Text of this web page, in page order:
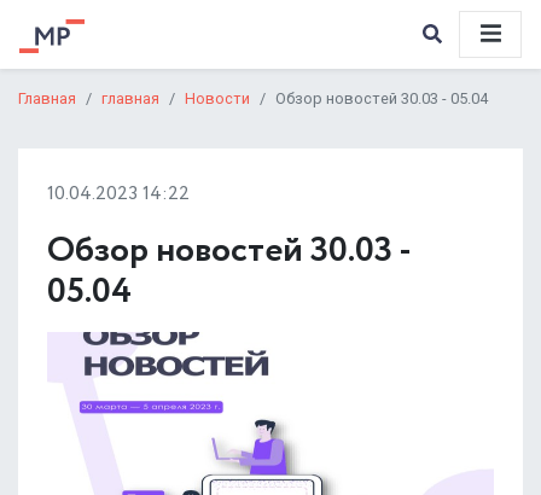
Главная главная Новости Обзор новостей 30.03 - 05.04
10.04.2023 14:22
Обзор новостей 30.03 -
05.04